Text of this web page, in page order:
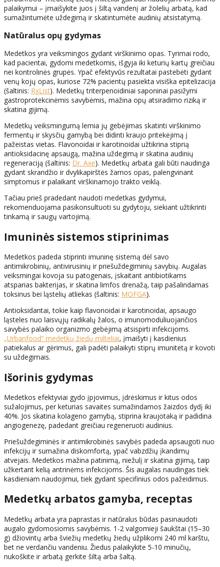
palaikymui – įmaišykite juos į šiltą vandenį ar žolelių arbatą, kad
sumažintumėte uždegimą ir skatintumėte audinių atsistatymą.
Natūralus opų gydymas
Medetkos yra veiksmingos gydant virškinimo opas. Tyrimai rodo,
kad pacientai, gydomi medetkomis, išgyja iki keturių kartų greičiau
nei kontrolinės grupės. Ypač efektyvūs rezultatai pastebėti gydant
venų kojų opas, kuriose 72% pacientų pasiekta visiška epitelizacija
(šaltinis: RxList). Medetkų triterpenoidiniai saponinai pasižymi
gastroprotekcinėmis savybėmis, mažina opų atsiradimo riziką ir
skatina gijimą.
Medetkų veiksmingumą lemia jų gebėjimas skatinti virškinimo
fermentų ir skysčių gamybą bei didinti kraujo pritekėjimą į
pažeistas vietas. Flavonoidai ir karotinoidai užtikrina stiprią
antioksidacinę apsaugą, mažina uždegimą ir skatina audinių
regeneraciją (šaltinis: Dr. Axe). Medetkų arbata gali būti naudinga
gydant skrandžio ir dvylikapirštės žarnos opas, palengvinant
simptomus ir palaikant virškinamojo trakto veiklą.
Tačiau prieš pradedant naudoti medetkas gydymui,
rekomenduojama pasikonsultuoti su gydytoju, siekiant užtikrinti
tinkamą ir saugų vartojimą.
Imuninės sistemos stiprinimas
Medetkos padeda stiprinti imuninę sistemą dėl savo
antimikrobinių, antivirusinių ir priešuždegiminių savybių. Augalas
veiksmingai kovoja su patogenais, įskaitant antibiotikams
atsparias bakterijas, ir skatina limfos drenažą, taip pašalindamas
toksinus bei ląstelių atliekas (šaltinis: MOFGA).
Antioksidantai, tokie kaip flavonoidai ir karotinoidai, apsaugo
ląsteles nuo laisvųjų radikalų žalos, o imunomoduliuojančios
savybės palaiko organizmo gebėjimą atsispirti infekcijoms.
„Urbanfood“ medetkų žiedų milteliai, įmaišyti į kasdienius
patiekalus ar gėrimus, gali padėti palaikyti stiprų imunitetą ir kovoti
su uždegimais.
Išorinis gydymas
Medetkos efektyviai gydo įpjovimus, įdrėskimus ir kitus odos
sužalojimus, per keturias savaites sumažindamos žaizdos dydį iki
40%. Jos skatina kolageno gamybą, stiprina kraujotaką ir padidina
angiogenezę, padedant greičiau regeneruoti audinius.
Priešuždegiminės ir antimikrobinės savybės padeda apsaugoti nuo
infekcijų ir sumažina diskomfortą, ypač vabzdžių įkandimų
atvejais. Medetkos mažina patinimą, niežulį ir skatina gijimą, taip
užkertant kelią antrinėms infekcijoms. Šis augalas naudingas tiek
kasdieniam naudojimui, tiek gydant specifinius odos pažeidimus.
Medetkų arbatos gamyba, receptas
Medetkų arbata yra paprastas ir natūralus būdas pasinaudoti
augalo gydomosiomis savybėmis. 1-2 valgomieji šaukštai (15–30
g) džiovintų arba šviežių medetkų žiedų užplikomi 240 ml karštu,
bet ne verdančiu vandeniu. Žiedus palaikykite 5-10 minučių,
nukoškite ir arbatą gerkite šiltą arba šaltą.